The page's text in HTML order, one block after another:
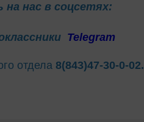
нас в соцсетях:
Telegram
отдела 8(843)47-30-0-02.